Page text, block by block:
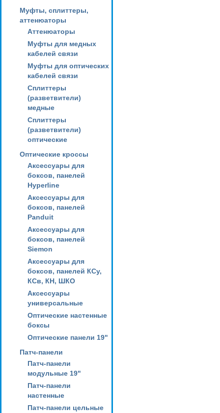
Муфты, сплиттеры,
аттенюаторы
Аттенюаторы
Муфты для медных
кабелей связи
Муфты для оптических
кабелей связи
Сплиттеры
(разветвители)
медные
Сплиттеры
(разветвители)
оптические
Оптические кроссы
Аксессуары для
боксов, панелей
Hyperline
Аксессуары для
боксов, панелей
Panduit
Аксессуары для
боксов, панелей
Siemon
Аксессуары для
боксов, панелей КСу,
КСв, КН, ШКО
Аксессуары
универсальные
Оптические настенные
боксы
Оптические панели 19"
Патч-панели
Патч-панели
модульные 19"
Патч-панели
настенные
Патч-панели цельные